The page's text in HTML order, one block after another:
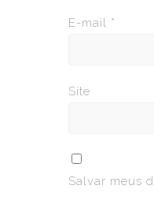
E-mail *
Site
Salvar meus